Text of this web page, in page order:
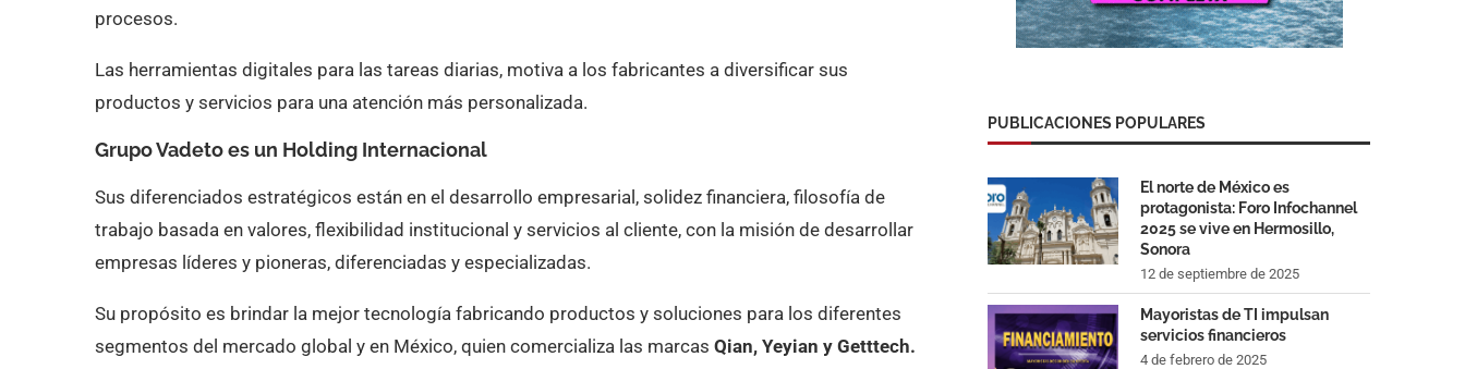
procesos.
Las herramientas digitales para las tareas diarias, motiva a los fabricantes a diversificar sus
productos y servicios para una atención más personalizada.
Grupo Vadeto es un Holding Internacional
Sus diferenciados estratégicos están en el desarrollo empresarial, solidez financiera, filosofía de
trabajo basada en valores, flexibilidad institucional y servicios al cliente, con la misión de desarrollar
empresas líderes y pioneras, diferenciadas y especializadas.
Su propósito es brindar la mejor tecnología fabricando productos y soluciones para los diferentes
segmentos del mercado global y en México, quien comercializa las marcas Qian, Yeyian y Getttech.
PUBLICACIONES POPULARES
El norte de México es
protagonista: Foro Infochannel
2025 se vive en Hermosillo,
Sonora
12 de septiembre de 2025
Mayoristas de TI impulsan
servicios financieros
4 de febrero de 2025